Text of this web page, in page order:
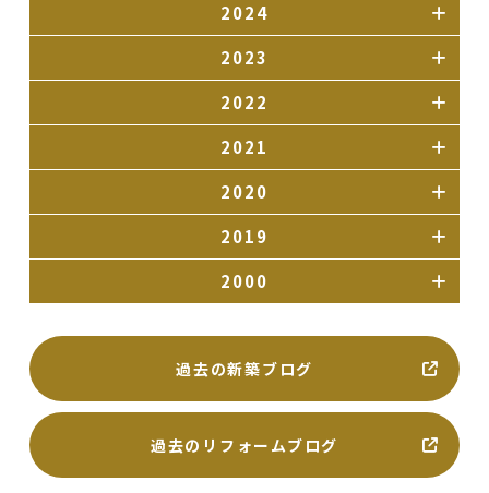
2024
2023
2022
2021
2020
2019
2000
過去の新築ブログ
過去のリフォームブログ